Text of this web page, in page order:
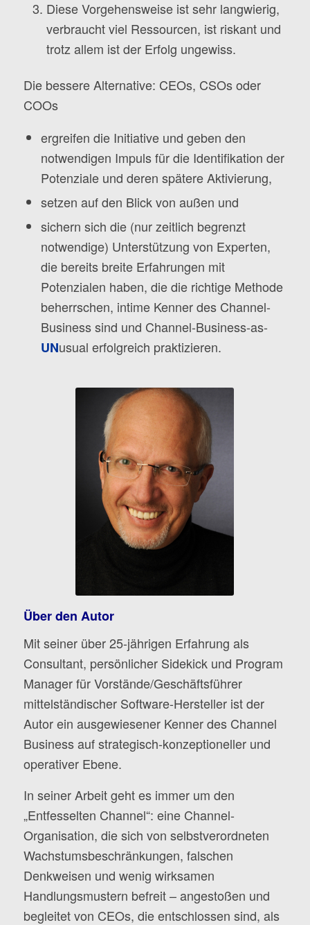
Diese Vorgehensweise ist sehr langwierig,
verbraucht viel Ressourcen, ist riskant und
trotz allem ist der Erfolg ungewiss.
Die bessere Alternative: CEOs, CSOs oder
COOs
ergreifen die Initiative und geben den
notwendigen Impuls für die Identifikation der
Potenziale und deren spätere Aktivierung,
setzen auf den Blick von außen und
sichern sich die (nur zeitlich begrenzt
notwendige) Unterstützung von Experten,
die bereits breite Erfahrungen mit
Potenzialen haben, die die richtige Methode
beherrschen, intime Kenner des Channel-
Business sind und Channel-Business-as-
UNusual erfolgreich praktizieren.
Über den Autor
Mit seiner über 25-jährigen Erfahrung als
Consultant, persönlicher Sidekick und Program
Manager für Vorstände/Geschäftsführer
mittelständischer Software-Hersteller ist der
Autor ein ausgewiesener Kenner des Channel
Business auf strategisch-konzeptioneller und
operativer Ebene.
In seiner Arbeit geht es immer um den
„Entfesselten Channel“: eine Channel-
Organisation, die sich von selbstverordneten
Wachstumsbeschränkungen, falschen
Denkweisen und wenig wirksamen
Handlungsmustern befreit – angestoßen und
begleitet von CEOs, die entschlossen sind, als